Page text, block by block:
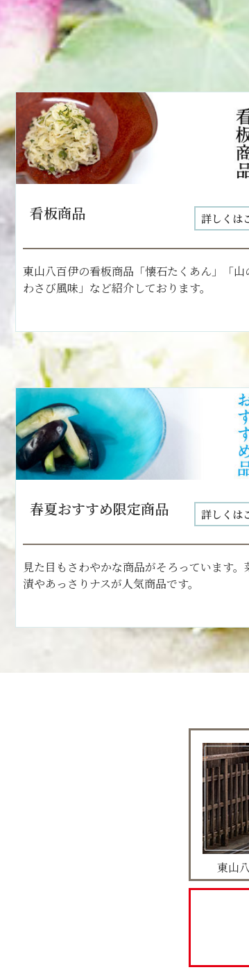
看板商品 詳しくは
東山八百伊の看板商品「懐石たくあん」「山
わさび風味」など紹介しております。
春夏おすすめ限定商品 詳しくは
見た目もさわやかな商品がそろっています。
漬やあっさりナスが人気商品です。
東山